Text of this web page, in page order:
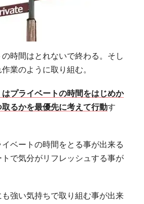
時間はとれないで終わる。そし
業のように取り組む。
はプライベートの時間をはじめか
るかを最優先に考えて行動す
ベートの時間をとる事が出来る
で気分がリフレッシュする事が
強い気持ちで取り組む事が出来